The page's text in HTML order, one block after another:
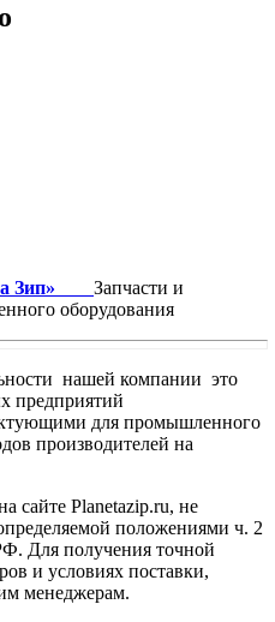
Зип» Запчасти и
оборудования
нашей компании это
предприятий
для промышленного
производителей на
сайте Planetazip.ru, не
положениями ч. 2
Для получения точной
и условиях поставки,
менеджерам.